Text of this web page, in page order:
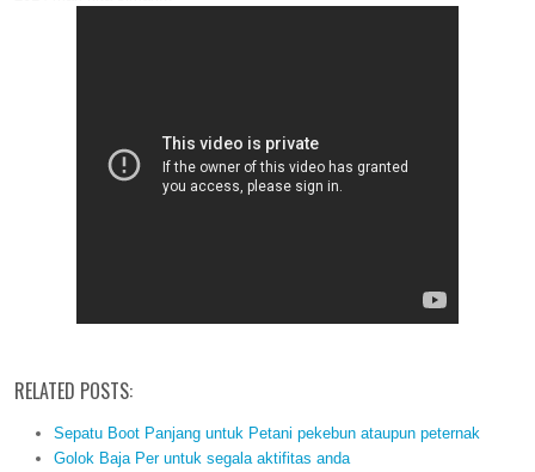
RELATED POSTS:
Sepatu Boot Panjang untuk Petani pekebun ataupun peternak
Golok Baja Per untuk segala aktifitas anda